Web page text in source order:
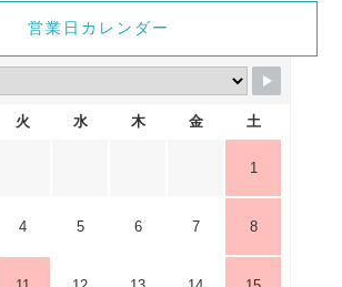
営業日カレンダー
火 水 木 金 土
1
4 5 6 7 8